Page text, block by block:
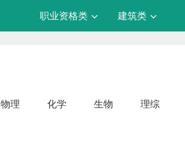
职业资格类 建筑类
物理 化学 生物 理综